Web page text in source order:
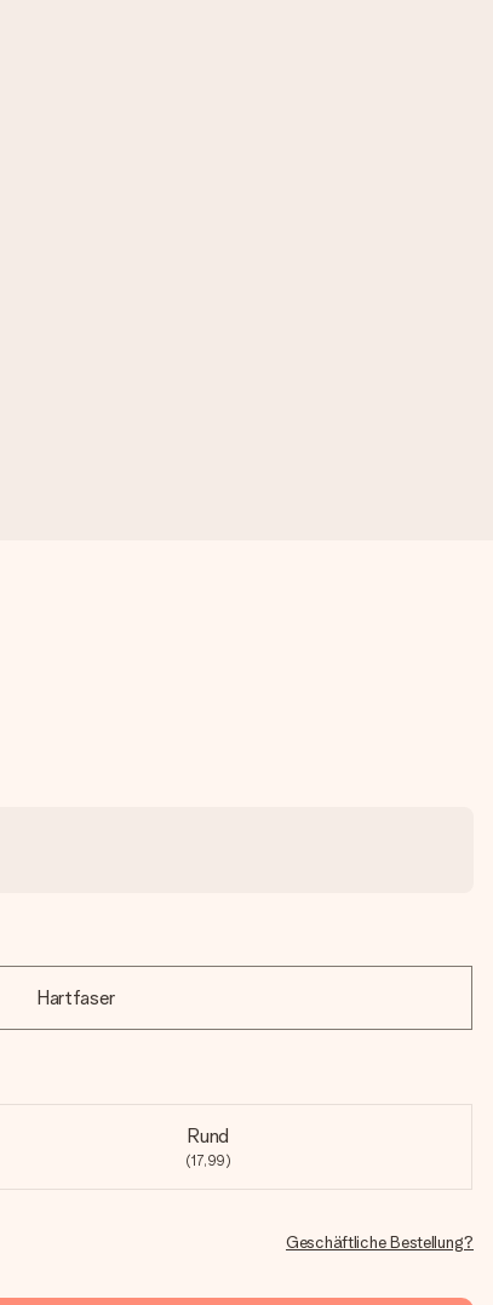
Hartfaser
Rund
(17,99)
Geschäftliche Bestellung?